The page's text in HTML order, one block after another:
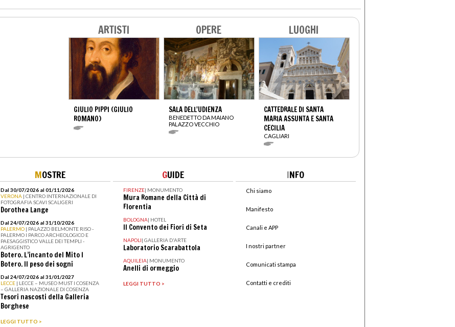
ARTISTI
GIULIO PIPPI (GIULIO
ROMANO)
OPERE
SALA DELL'UDIENZA
BENEDETTO DA MAIANO
PALAZZO VECCHIO
LUOGHI
CATTEDRALE DI SANTA
MARIA ASSUNTA E SANTA
CECILIA
CAGLIARI
MOSTRE
Dal 30/07/2026 al 01/11/2026
VERONA | CENTRO INTERNAZIONALE DI
FOTOGRAFIA SCAVI SCALIGERI
Dorothea Lange
Dal 24/07/2026 al 31/10/2026
PALERMO | PALAZZO BELMONTE RISO -
PALERMO I PARCO ARCHEOLOGICO E
PAESAGGISTICO VALLE DEI TEMPLI -
AGRIGENTO
Botero. L’incanto del Mito I
Botero. Il peso dei sogni
Dal 24/07/2026 al 31/01/2027
LECCE | LECCE – MUSEO MUST I COSENZA
– GALLERIA NAZIONALE DI COSENZA
Tesori nascosti della Galleria
Borghese
LEGGI TUTTO >
GUIDE
FIRENZE| MONUMENTO
Mura Romane della Città di
Florentia
BOLOGNA| HOTEL
Il Convento dei Fiori di Seta
NAPOLI| GALLERIA D'ARTE
Laboratorio Scarabattola
AQUILEIA| MONUMENTO
Anelli di ormeggio
LEGGI TUTTO >
INFO
Chi siamo
Manifesto
Canali e APP
I nostri partner
Comunicati stampa
Contatti e crediti